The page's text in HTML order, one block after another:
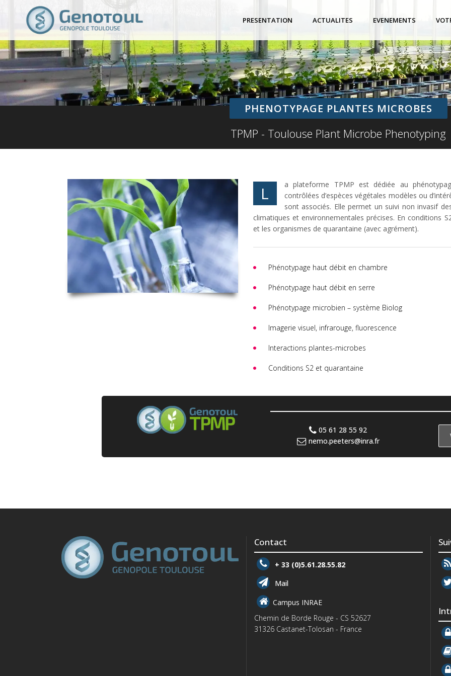
PRESENTATION ACTUALITES EVENEMENTS
PHENOTYPAGE PLANTES MICROBES
TPMP - Toulouse Plant Microbe Phenotyping
L
a plateforme TPMP est dédiée au
contrôlées d’espèces végétales modèles ou
sont associés. Elle permet un suivi non invasif
climatiques et environnementales précises. En conditions
et les organismes de quarantaine (avec agrément).
Phénotypage haut débit en chambre
Phénotypage haut débit en serre
Phénotypage microbien – système Biolog
Imagerie visuel, infrarouge, fluorescence
Interactions plantes-microbes
Conditions S2 et quarantaine
05 61 28 55 92
nemo.peeters@inra.fr
Contact
+ 33 (0)5.61.28.55.82
Mail
Campus INRAE
Chemin de Borde Rouge - CS 52627
31326 Castanet-Tolosan - France